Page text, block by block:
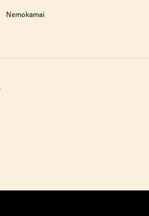
Nemokamai